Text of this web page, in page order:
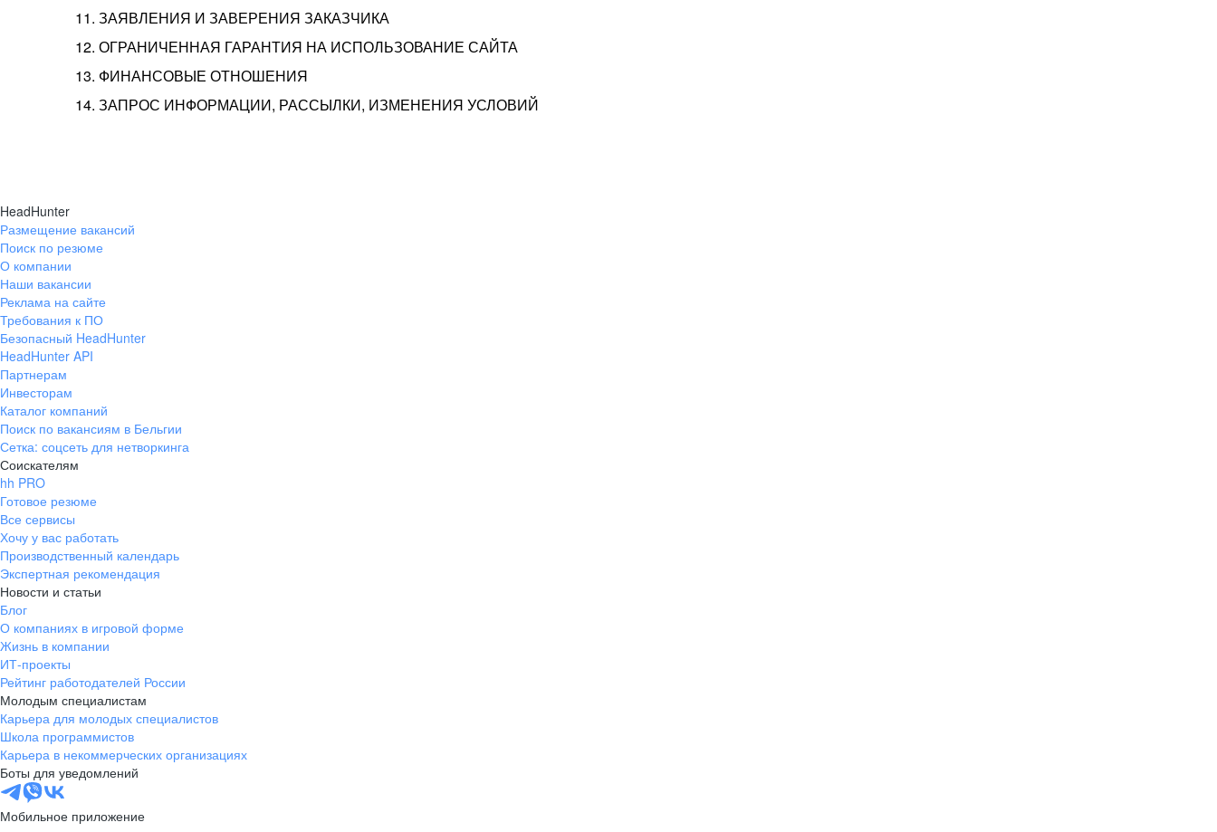
11. ЗАЯВЛЕНИЯ И ЗАВЕРЕНИЯ ЗАКАЗЧИКА
12. ОГРАНИЧЕННАЯ ГАРАНТИЯ НА ИСПОЛЬЗОВАНИЕ САЙТА
13. ФИНАНСОВЫЕ ОТНОШЕНИЯ
14. ЗАПРОС ИНФОРМАЦИИ, РАССЫЛКИ, ИЗМЕНЕНИЯ УСЛОВИЙ
HeadHunter
Размещение вакансий
Поиск по резюме
О компании
Наши вакансии
Реклама на сайте
Требования к ПО
Безопасный HeadHunter
HeadHunter API
Партнерам
Инвесторам
Каталог компаний
Поиск по вакансиям в Бельгии
Сетка: соцсеть для нетворкинга
Соискателям
hh PRO
Готовое резюме
Все сервисы
Хочу у вас работать
Производственный календарь
Экспертная рекомендация
Новости и статьи
Блог
О компаниях в игровой форме
Жизнь в компании
ИТ-проекты
Рейтинг работодателей России
Молодым специалистам
Карьера для молодых специалистов
Школа программистов
Карьера в некоммерческих организациях
Боты для уведомлений
Мобильное приложение